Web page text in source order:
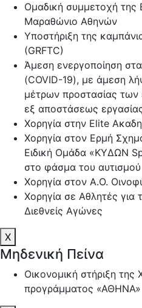
Ομαδική συμμετοχή της
Μαραθώνιο Αθηνών
Υποστήριξη της
(GRFTC)
Άμεση ενεργοποίηση
(COVID-19), με άμεση
μέτρων προστασίας
εξ αποστάσεως
Χορηγία στην Elite
Χορηγία στον Ερμή
Ειδική Ομάδα «ΚΥΔΩΝ
στο φάσμα του αυτισμού
Χορηγία στον Α.Ο.
Χορηγία σε Αθλητές για
Διεθνείς Αγώνες
X
Μηδενική Πείνα
Οικονομική στήριξη
προγράμματος «ΑΘΗΝΑ»